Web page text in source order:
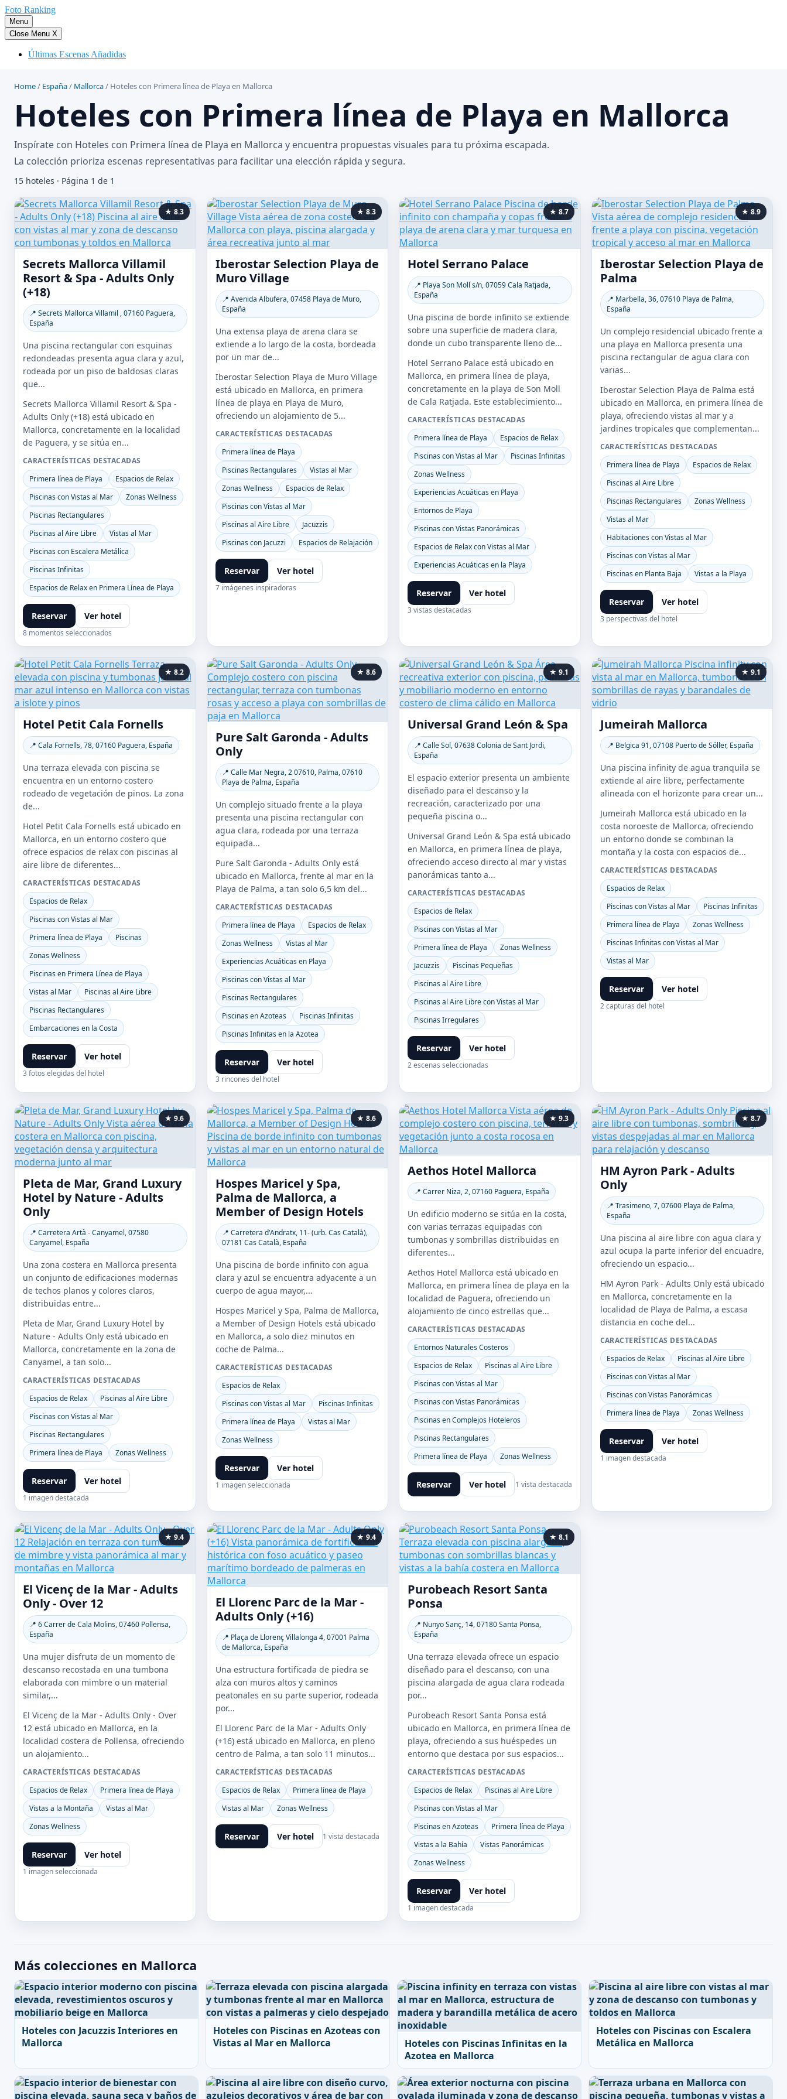
Saltar
al
contenido
Foto Ranking
Menu
Close Menu X
Últimas Escenas Añadidas
Home/ España/ Mallorca/ Hoteles con Primera línea de Playa en Mallorca
Hoteles con Primera línea de Playa en Mallorca
Inspírate con Hoteles con Primera línea de Playa en Mallorca y encuentra propuestas visuales para tu próxima escapada.
La colección prioriza escenas representativas para facilitar una elección rápida y segura.
15 hoteles · Página 1 de 1
★ 8.3
Secrets Mallorca Villamil
Resort & Spa - Adults Only
(+18)
📍 Secrets Mallorca Villamil , 07160 Paguera,
España
Una piscina rectangular con esquinas
redondeadas presenta agua clara y azul,
rodeada por un piso de baldosas claras
que...
Secrets Mallorca Villamil Resort & Spa -
Adults Only (+18) está ubicado en
Mallorca, concretamente en la localidad
de Paguera, y se sitúa en...
CARACTERÍSTICAS DESTACADAS
Primera línea de Playa
Espacios de Relax
Piscinas con Vistas al Mar
Zonas Wellness
Piscinas Rectangulares
Piscinas al Aire Libre
Vistas al Mar
Piscinas con Escalera Metálica
Piscinas Infinitas
Espacios de Relax en Primera Línea de Playa
Reservar Ver hotel
8 momentos seleccionados
★ 8.3
Iberostar Selection Playa de
Muro Village
📍 Avenida Albufera, 07458 Playa de Muro,
España
Una extensa playa de arena clara se
extiende a lo largo de la costa, bordeada
por un mar de...
Iberostar Selection Playa de Muro Village
está ubicado en Mallorca, en primera
línea de playa en Playa de Muro,
ofreciendo un alojamiento de 5...
CARACTERÍSTICAS DESTACADAS
Primera línea de Playa
Piscinas Rectangulares
Vistas al Mar
Zonas Wellness
Espacios de Relax
Piscinas con Vistas al Mar
Piscinas al Aire Libre
Jacuzzis
Piscinas con Jacuzzi
Espacios de Relajación
Reservar Ver hotel
7 imágenes inspiradoras
★ 8.7
Hotel Serrano Palace
📍 Playa Son Moll s/n, 07059 Cala Ratjada,
España
Una piscina de borde infinito se extiende
sobre una superficie de madera clara,
donde un cubo transparente lleno de...
Hotel Serrano Palace está ubicado en
Mallorca, en primera línea de playa,
concretamente en la playa de Son Moll
de Cala Ratjada. Este establecimiento...
CARACTERÍSTICAS DESTACADAS
Primera línea de Playa
Espacios de Relax
Piscinas con Vistas al Mar
Piscinas Infinitas
Zonas Wellness
Experiencias Acuáticas en Playa
Entornos de Playa
Piscinas con Vistas Panorámicas
Espacios de Relax con Vistas al Mar
Experiencias Acuáticas en la Playa
Reservar Ver hotel
3 vistas destacadas
★ 8.9
Iberostar Selection Playa de
Palma
📍 Marbella, 36, 07610 Playa de Palma,
España
Un complejo residencial ubicado frente a
una playa en Mallorca presenta una
piscina rectangular de agua clara con
varias...
Iberostar Selection Playa de Palma está
ubicado en Mallorca, en primera línea de
playa, ofreciendo vistas al mar y a
jardines tropicales que complementan...
CARACTERÍSTICAS DESTACADAS
Primera línea de Playa
Espacios de Relax
Piscinas al Aire Libre
Piscinas Rectangulares
Zonas Wellness
Vistas al Mar
Habitaciones con Vistas al Mar
Piscinas con Vistas al Mar
Piscinas en Planta Baja
Vistas a la Playa
Reservar Ver hotel
3 perspectivas del hotel
★ 8.2
Hotel Petit Cala Fornells
📍 Cala Fornells, 78, 07160 Paguera, España
Una terraza elevada con piscina se
encuentra en un entorno costero
rodeado de vegetación de pinos. La zona
de...
Hotel Petit Cala Fornells está ubicado en
Mallorca, en un entorno costero que
ofrece espacios de relax con piscinas al
aire libre de diferentes...
CARACTERÍSTICAS DESTACADAS
Espacios de Relax
Piscinas con Vistas al Mar
Primera línea de Playa
Piscinas
Zonas Wellness
Piscinas en Primera Línea de Playa
Vistas al Mar
Piscinas al Aire Libre
Piscinas Rectangulares
Embarcaciones en la Costa
Reservar Ver hotel
3 fotos elegidas del hotel
★ 8.6
Pure Salt Garonda - Adults
Only
📍 Calle Mar Negra, 2 07610, Palma, 07610
Playa de Palma, España
Un complejo situado frente a la playa
presenta una piscina rectangular con
agua clara, rodeada por una terraza
equipada...
Pure Salt Garonda - Adults Only está
ubicado en Mallorca, frente al mar en la
Playa de Palma, a tan solo 6,5 km del...
CARACTERÍSTICAS DESTACADAS
Primera línea de Playa
Espacios de Relax
Zonas Wellness
Vistas al Mar
Experiencias Acuáticas en Playa
Piscinas con Vistas al Mar
Piscinas Rectangulares
Piscinas en Azoteas
Piscinas Infinitas
Piscinas Infinitas en la Azotea
Reservar Ver hotel
3 rincones del hotel
★ 9.1
Universal Grand León & Spa
📍 Calle Sol, 07638 Colonia de Sant Jordi,
España
El espacio exterior presenta un ambiente
diseñado para el descanso y la
recreación, caracterizado por una
pequeña piscina o...
Universal Grand León & Spa está ubicado
en Mallorca, en primera línea de playa,
ofreciendo acceso directo al mar y vistas
panorámicas tanto a...
CARACTERÍSTICAS DESTACADAS
Espacios de Relax
Piscinas con Vistas al Mar
Primera línea de Playa
Zonas Wellness
Jacuzzis
Piscinas Pequeñas
Piscinas al Aire Libre
Piscinas al Aire Libre con Vistas al Mar
Piscinas Irregulares
Reservar Ver hotel
2 escenas seleccionadas
★ 9.1
Jumeirah Mallorca
📍 Belgica 91, 07108 Puerto de Sóller, España
Una piscina infinity de agua tranquila se
extiende al aire libre, perfectamente
alineada con el horizonte para crear un...
Jumeirah Mallorca está ubicado en la
costa noroeste de Mallorca, ofreciendo
un entorno donde se combinan la
montaña y la costa con espacios de...
CARACTERÍSTICAS DESTACADAS
Espacios de Relax
Piscinas con Vistas al Mar
Piscinas Infinitas
Primera línea de Playa
Zonas Wellness
Piscinas Infinitas con Vistas al Mar
Vistas al Mar
Reservar Ver hotel
2 capturas del hotel
★ 9.6
Pleta de Mar, Grand Luxury
Hotel by Nature - Adults
Only
📍 Carretera Artà - Canyamel, 07580
Canyamel, España
Una zona costera en Mallorca presenta
un conjunto de edificaciones modernas
de techos planos y colores claros,
distribuidas entre...
Pleta de Mar, Grand Luxury Hotel by
Nature - Adults Only está ubicado en
Mallorca, concretamente en la zona de
Canyamel, a tan solo...
CARACTERÍSTICAS DESTACADAS
Espacios de Relax
Piscinas al Aire Libre
Piscinas con Vistas al Mar
Piscinas Rectangulares
Primera línea de Playa
Zonas Wellness
Reservar Ver hotel
1 imagen destacada
★ 8.6
Hospes Maricel y Spa,
Palma de Mallorca, a
Member of Design Hotels
📍 Carretera d'Andratx, 11- (urb. Cas Català),
07181 Cas Català, España
Una piscina de borde infinito con agua
clara y azul se encuentra adyacente a un
cuerpo de agua mayor,...
Hospes Maricel y Spa, Palma de Mallorca,
a Member of Design Hotels está ubicado
en Mallorca, a solo diez minutos en
coche de Palma...
CARACTERÍSTICAS DESTACADAS
Espacios de Relax
Piscinas con Vistas al Mar
Piscinas Infinitas
Primera línea de Playa
Vistas al Mar
Zonas Wellness
Reservar Ver hotel
1 imagen seleccionada
★ 9.3
Aethos Hotel Mallorca
📍 Carrer Niza, 2, 07160 Paguera, España
Un edificio moderno se sitúa en la costa,
con varias terrazas equipadas con
tumbonas y sombrillas distribuidas en
diferentes...
Aethos Hotel Mallorca está ubicado en
Mallorca, en primera línea de playa en la
localidad de Paguera, ofreciendo un
alojamiento de cinco estrellas que...
CARACTERÍSTICAS DESTACADAS
Entornos Naturales Costeros
Espacios de Relax
Piscinas al Aire Libre
Piscinas con Vistas al Mar
Piscinas con Vistas Panorámicas
Piscinas en Complejos Hoteleros
Piscinas Rectangulares
Primera línea de Playa
Zonas Wellness
Reservar Ver hotel 1 vista destacada
★ 8.7
HM Ayron Park - Adults
Only
📍 Trasimeno, 7, 07600 Playa de Palma,
España
Una piscina al aire libre con agua clara y
azul ocupa la parte inferior del encuadre,
ofreciendo un espacio...
HM Ayron Park - Adults Only está ubicado
en Mallorca, concretamente en la
localidad de Playa de Palma, a escasa
distancia en coche del...
CARACTERÍSTICAS DESTACADAS
Espacios de Relax
Piscinas al Aire Libre
Piscinas con Vistas al Mar
Piscinas con Vistas Panorámicas
Primera línea de Playa
Zonas Wellness
Reservar Ver hotel
1 imagen destacada
★ 9.4
El Vicenç de la Mar - Adults
Only - Over 12
📍 6 Carrer de Cala Molins, 07460 Pollensa,
España
Una mujer disfruta de un momento de
descanso recostada en una tumbona
elaborada con mimbre o un material
similar,...
El Vicenç de la Mar - Adults Only - Over
12 está ubicado en Mallorca, en la
localidad costera de Pollensa, ofreciendo
un alojamiento...
CARACTERÍSTICAS DESTACADAS
Espacios de Relax
Primera línea de Playa
Vistas a la Montaña
Vistas al Mar
Zonas Wellness
Reservar Ver hotel
1 imagen seleccionada
★ 9.4
El Llorenc Parc de la Mar -
Adults Only (+16)
📍 Plaça de Llorenç Villalonga 4, 07001 Palma
de Mallorca, España
Una estructura fortificada de piedra se
alza con muros altos y caminos
peatonales en su parte superior, rodeada
por...
El Llorenc Parc de la Mar - Adults Only
(+16) está ubicado en Mallorca, en pleno
centro de Palma, a tan solo 11 minutos...
CARACTERÍSTICAS DESTACADAS
Espacios de Relax
Primera línea de Playa
Vistas al Mar
Zonas Wellness
Reservar Ver hotel 1 vista destacada
★ 8.1
Purobeach Resort Santa
Ponsa
📍 Nunyo Sanç, 14, 07180 Santa Ponsa,
España
Una terraza elevada ofrece un espacio
diseñado para el descanso, con una
piscina alargada de agua clara rodeada
por...
Purobeach Resort Santa Ponsa está
ubicado en Mallorca, en primera línea de
playa, ofreciendo a sus huéspedes un
entorno que destaca por sus espacios...
CARACTERÍSTICAS DESTACADAS
Espacios de Relax
Piscinas al Aire Libre
Piscinas con Vistas al Mar
Piscinas en Azoteas
Primera línea de Playa
Vistas a la Bahía
Vistas Panorámicas
Zonas Wellness
Reservar Ver hotel
1 imagen destacada
Más colecciones en Mallorca
Hoteles con Jacuzzis Interiores en
Mallorca
Hoteles con Piscinas en Azoteas con
Vistas al Mar en Mallorca
Hoteles con Piscinas Infinitas en la
Azotea en Mallorca
Hoteles con Piscinas con Escalera
Metálica en Mallorca